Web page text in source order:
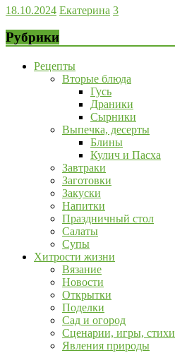
18.10.2024 Екатерина 3
Рубрики
Рецепты
Вторые блюда
Гусь
Драники
Сырники
Выпечка, десерты
Блины
Кулич и Пасха
Завтраки
Заготовки
Закуски
Напитки
Праздничный стол
Салаты
Супы
Хитрости жизни
Вязание
Новости
Открытки
Поделки
Сад и огород
Сценарии, игры, стихи
Явления природы